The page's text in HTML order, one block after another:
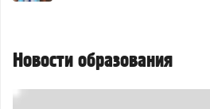
Новости образования